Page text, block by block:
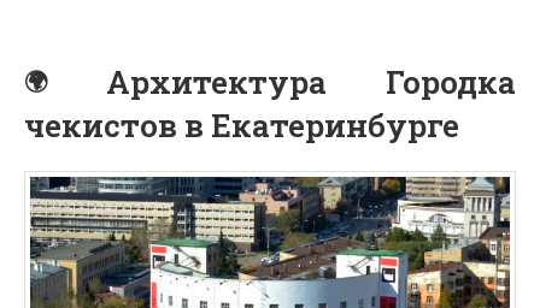
Архитектура Городка
чекистов в Екатеринбурге